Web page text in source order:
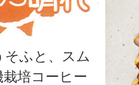
ふと、スム
培コーヒー